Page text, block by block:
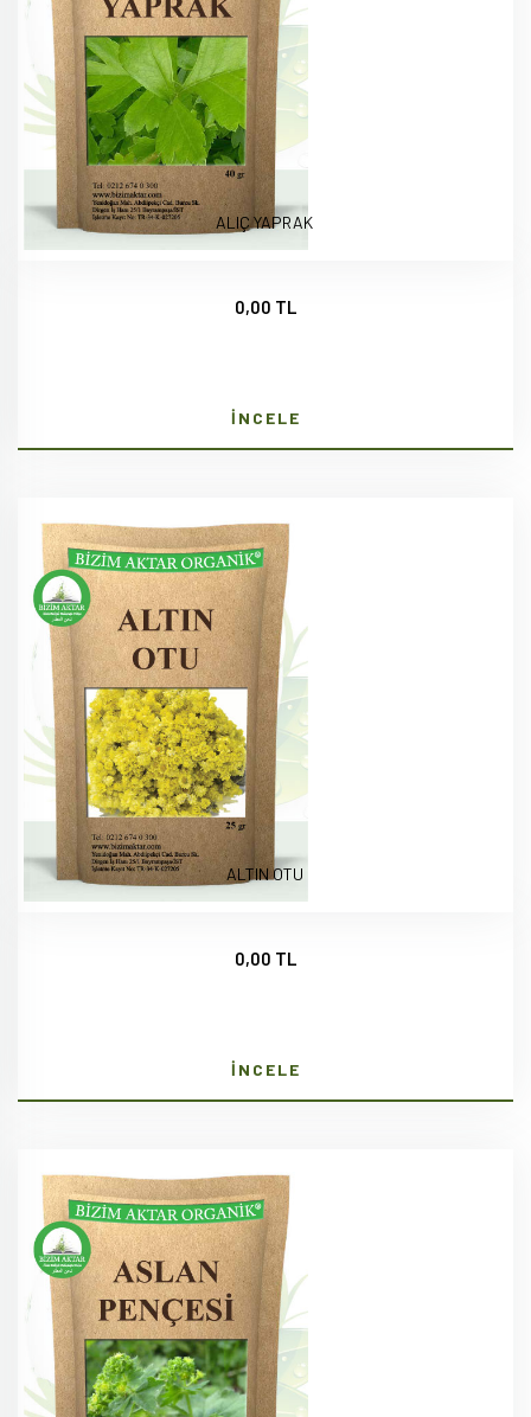
ALIÇ YAPRAK
0,00 TL
İNCELE
ALTIN OTU
0,00 TL
İNCELE